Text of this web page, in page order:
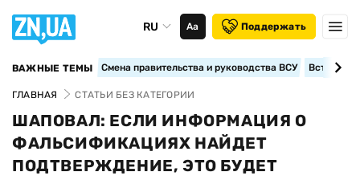
RU Аа Поддержать
ВАЖНЫЕ ТЕМЫ Смена правительства и руководства ВСУ
ГЛАВНАЯ СТАТЬИ БЕЗ КАТЕГОРИИ
ШАПОВАЛ: ЕСЛИ ИНФОРМАЦИЯ О
ФАЛЬСИФИКАЦИЯХ НАЙДЕТ
ПОДТВЕРЖДЕНИЕ, ЭТО БУДЕТ